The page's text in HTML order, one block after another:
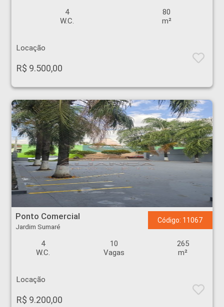
4
W.C.
80
m²
Locação
R$ 9.500,00
Ponto Comercial - Jardim Sumaré - Ribeirão Preto
Ponto Comercial
Jardim Sumaré
Código: 11067
4
W.C.
10
Vagas
265
m²
Locação
R$ 9.200,00